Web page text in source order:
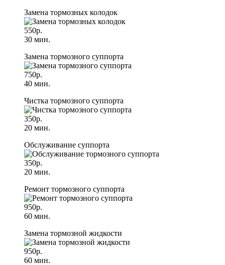
Замена тормозных колодок
550р.
30 мин.
Замена тормозного суппорта
750р.
40 мин.
Чистка тормозного суппорта
350р.
20 мин.
Обслуживание суппорта
350р.
20 мин.
Ремонт тормозного суппорта
950р.
60 мин.
Замена тормозной жидкости
950р.
60 мин.